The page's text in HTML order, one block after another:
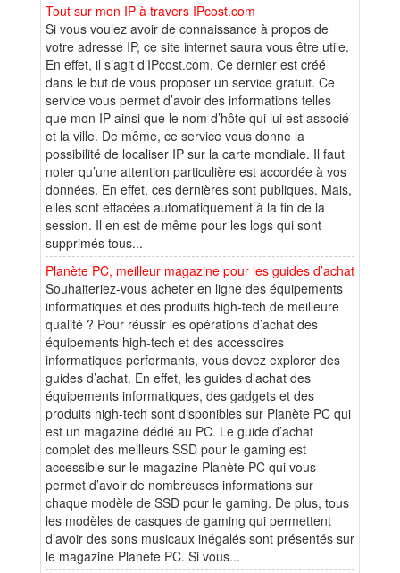
Tout sur mon IP à travers IPcost.com
Si vous voulez avoir de connaissance à propos de
votre adresse IP, ce site internet saura vous être utile.
En effet, il s’agit d’IPcost.com. Ce dernier est créé
dans le but de vous proposer un service gratuit. Ce
service vous permet d’avoir des informations telles
que mon IP ainsi que le nom d’hôte qui lui est associé
et la ville. De même, ce service vous donne la
possibilité de localiser IP sur la carte mondiale. Il faut
noter qu’une attention particulière est accordée à vos
données. En effet, ces dernières sont publiques. Mais,
elles sont effacées automatiquement à la fin de la
session. Il en est de même pour les logs qui sont
supprimés tous...
Planète PC, meilleur magazine pour les guides d’achat
Souhaiteriez-vous acheter en ligne des équipements
informatiques et des produits high-tech de meilleure
qualité ? Pour réussir les opérations d’achat des
équipements high-tech et des accessoires
informatiques performants, vous devez explorer des
guides d’achat. En effet, les guides d’achat des
équipements informatiques, des gadgets et des
produits high-tech sont disponibles sur Planète PC qui
est un magazine dédié au PC. Le guide d’achat
complet des meilleurs SSD pour le gaming est
accessible sur le magazine Planète PC qui vous
permet d’avoir de nombreuses informations sur
chaque modèle de SSD pour le gaming. De plus, tous
les modèles de casques de gaming qui permettent
d’avoir des sons musicaux inégalés sont présentés sur
le magazine Planète PC. Si vous...